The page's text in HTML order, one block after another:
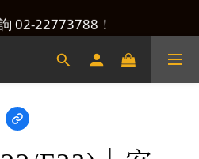
請加Line：@xacaraudio
02-22773788！
請加Line：@xacaraudio